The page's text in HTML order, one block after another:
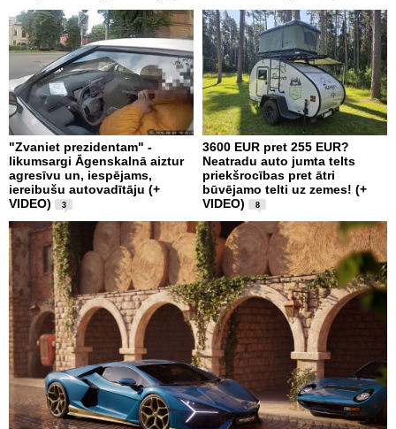
"Zvaniet prezidentam" -
likumsargi Āgenskalnā aiztur
agresīvu un, iespējams,
iereibušu autovadītāju (+
VIDEO)
3
3600 EUR pret 255 EUR?
Neatradu auto jumta telts
priekšrocības pret ātri
būvējamo telti uz zemes! (+
VIDEO)
8